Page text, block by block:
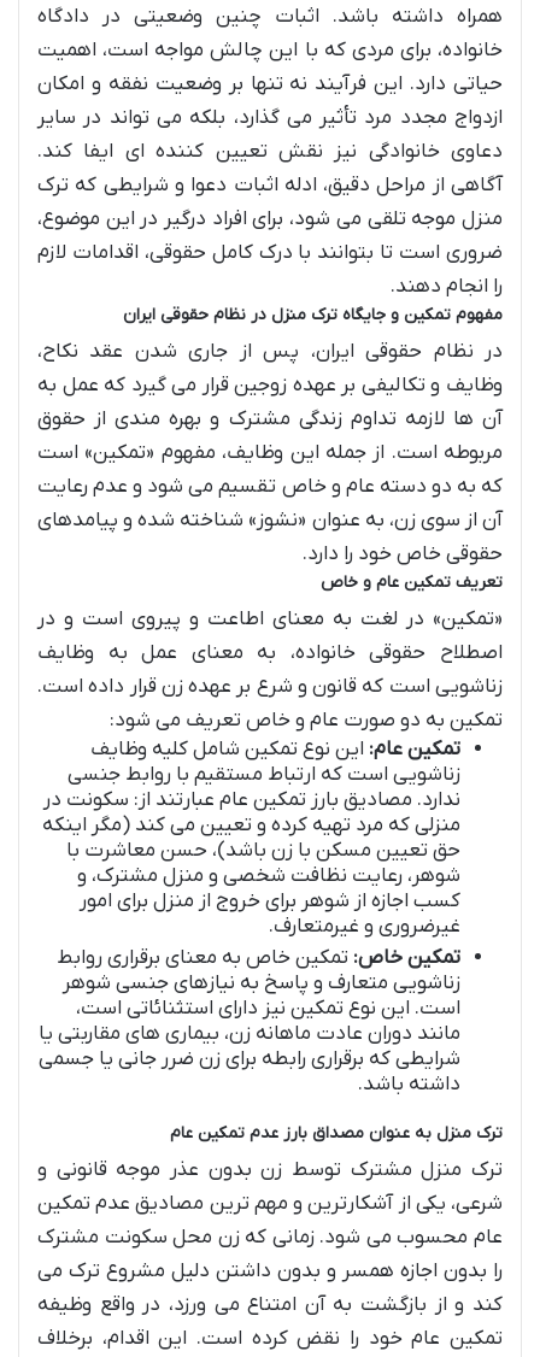
همراه داشته باشد. اثبات چنین وضعیتی در دادگاه
خانواده، برای مردی که با این چالش مواجه است، اهمیت
حیاتی دارد. این فرآیند نه تنها بر وضعیت نفقه و امکان
ازدواج مجدد مرد تأثیر می گذارد، بلکه می تواند در سایر
دعاوی خانوادگی نیز نقش تعیین کننده ای ایفا کند.
آگاهی از مراحل دقیق، ادله اثبات دعوا و شرایطی که ترک
منزل موجه تلقی می شود، برای افراد درگیر در این موضوع،
ضروری است تا بتوانند با درک کامل حقوقی، اقدامات لازم
را انجام دهند.
مفهوم تمکین و جایگاه ترک منزل در نظام حقوقی ایران
در نظام حقوقی ایران، پس از جاری شدن عقد نکاح،
وظایف و تکالیفی بر عهده زوجین قرار می گیرد که عمل به
آن ها لازمه تداوم زندگی مشترک و بهره مندی از حقوق
مربوطه است. از جمله این وظایف، مفهوم «تمکین» است
که به دو دسته عام و خاص تقسیم می شود و عدم رعایت
آن از سوی زن، به عنوان «نشوز» شناخته شده و پیامدهای
حقوقی خاص خود را دارد.
تعریف تمکین عام و خاص
«تمکین» در لغت به معنای اطاعت و پیروی است و در
اصطلاح حقوقی خانواده، به معنای عمل به وظایف
زناشویی است که قانون و شرع بر عهده زن قرار داده است.
تمکین به دو صورت عام و خاص تعریف می شود:
تمکین عام: این نوع تمکین شامل کلیه وظایف
زناشویی است که ارتباط مستقیم با روابط جنسی
ندارد. مصادیق بارز تمکین عام عبارتند از: سکونت در
منزلی که مرد تهیه کرده و تعیین می کند (مگر اینکه
حق تعیین مسکن با زن باشد)، حسن معاشرت با
شوهر، رعایت نظافت شخصی و منزل مشترک، و
کسب اجازه از شوهر برای خروج از منزل برای امور
غیرضروری و غیرمتعارف.
تمکین خاص: تمکین خاص به معنای برقراری روابط
زناشویی متعارف و پاسخ به نیازهای جنسی شوهر
است. این نوع تمکین نیز دارای استثنائاتی است،
مانند دوران عادت ماهانه زن، بیماری های مقاربتی یا
شرایطی که برقراری رابطه برای زن ضرر جانی یا جسمی
داشته باشد.
ترک منزل به عنوان مصداق بارز عدم تمکین عام
ترک منزل مشترک توسط زن بدون عذر موجه قانونی و
شرعی، یکی از آشکارترین و مهم ترین مصادیق عدم تمکین
عام محسوب می شود. زمانی که زن محل سکونت مشترک
را بدون اجازه همسر و بدون داشتن دلیل مشروع ترک می
کند و از بازگشت به آن امتناع می ورزد، در واقع وظیفه
تمکین عام خود را نقض کرده است. این اقدام، برخلاف